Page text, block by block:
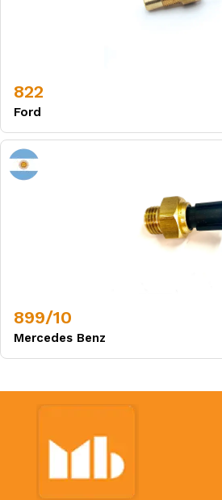
822
Ford
899/10
Mercedes Benz